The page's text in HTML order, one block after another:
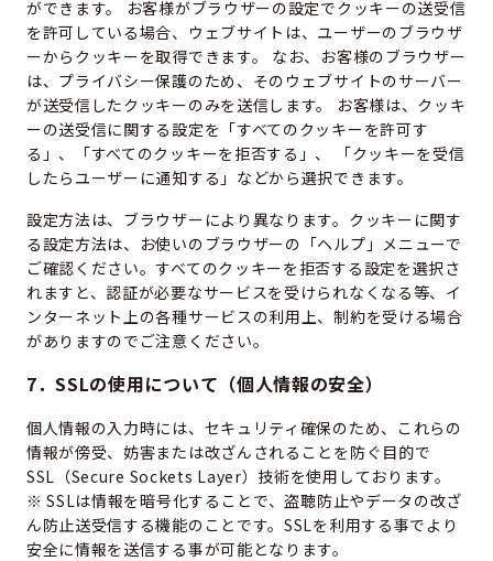
ができます。 お客様がブラウザーの設定でクッキーの送受信
を許可している場合、ウェブサイトは、ユーザーのブラウザ
ーからクッキーを取得できます。 なお、お客様のブラウザー
は、プライバシー保護のため、そのウェブサイトのサーバー
が送受信したクッキーのみを送信します。 お客様は、クッキ
ーの送受信に関する設定を「すべてのクッキーを許可す
る」、「すべてのクッキーを拒否する」、 「クッキーを受信
したらユーザーに通知する」などから選択できます。
設定方法は、ブラウザーにより異なります。クッキーに関す
る設定方法は、お使いのブラウザーの「ヘルプ」メニューで
ご確認ください。すべてのクッキーを拒否する設定を選択さ
れますと、認証が必要なサービスを受けられなくなる等、イ
ンターネット上の各種サービスの利用上、制約を受ける場合
がありますのでご注意ください。
7．SSLの使用について（個人情報の安全）
個人情報の入力時には、セキュリティ確保のため、これらの
情報が傍受、妨害または改ざんされることを防ぐ目的で
SSL（Secure Sockets Layer）技術を使用しております。
※ SSLは情報を暗号化することで、盗聴防止やデータの改ざ
ん防止送受信する機能のことです。SSLを利用する事でより
安全に情報を送信する事が可能となります。